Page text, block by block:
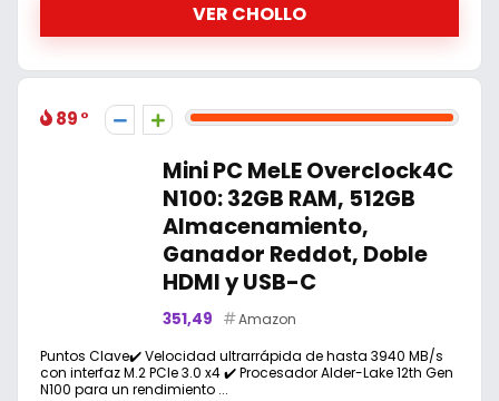
VER CHOLLO
89
Mini PC MeLE Overclock4C
N100: 32GB RAM, 512GB
Almacenamiento,
Ganador Reddot, Doble
HDMI y USB-C
351,49
Amazon
Puntos Clave✔️ Velocidad ultrarrápida de hasta 3940 MB/s
con interfaz M.2 PCIe 3.0 x4 ✔️ Procesador Alder-Lake 12th Gen
N100 para un rendimiento ...